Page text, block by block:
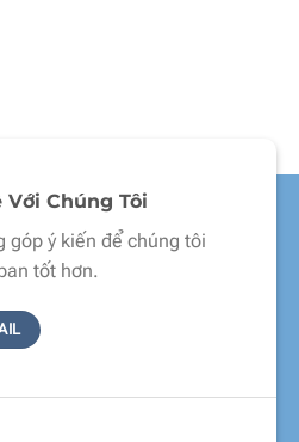
Với Chúng Tôi
góp ý kiến để chúng tôi
tốt hơn.